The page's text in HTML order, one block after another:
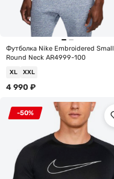
Футболка Nike Embroidered Small
Round Neck AR4999-100
XL XXL
4 990 ₽
-50%